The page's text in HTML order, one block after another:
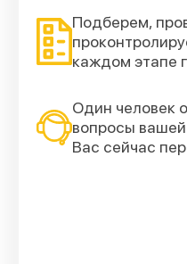
Подберем,
каждом этапе
Один человек
вопросы
Вас сейчас